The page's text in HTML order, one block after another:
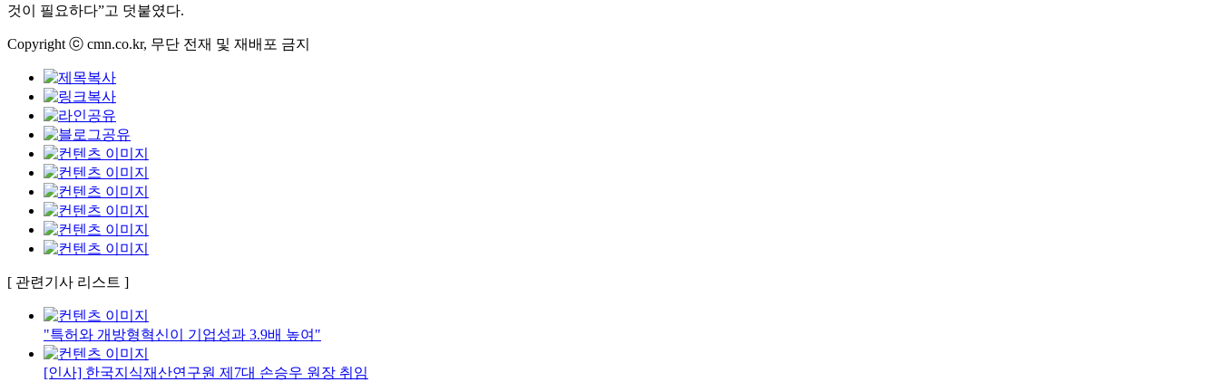
것이 필요하다”고 덧붙였다.
Copyright ⓒ cmn.co.kr, 무단 전재 및 재배포 금지
[ 관련기사 리스트 ]
"특허와 개방형혁신이 기업성과 3.9배 높여"
[인사] 한국지식재산연구원 제7대 손승우 원장 취임